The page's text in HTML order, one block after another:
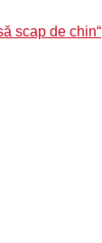
scap de chin“